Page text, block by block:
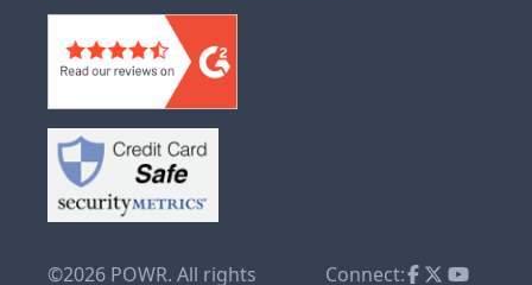
©2026 POWR. All rights Connect: